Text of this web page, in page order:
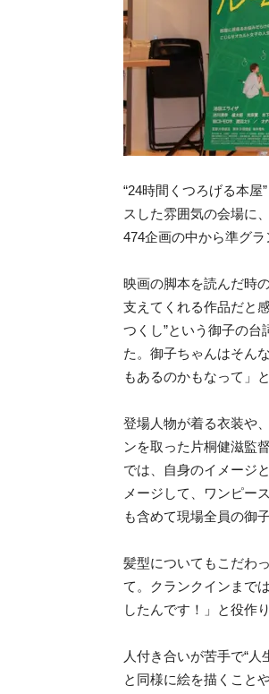
“24時間くつろげる本屋
スした雰囲気の会場に
474企画の中から準グ
映画の脚本を読んだ時
支えてくれる作品だと
つくし”という御子の
た。御子ちゃんはそん
もあるのかもなって」
登場人物が着る衣装や
ンを取った片桐健滋監
では、自身のイメージ
メージして、ワンピー
も含めて現場全員の御
髪型についてもこだわ
て。クランクインまで
したんです！」と役作
人付き合いが苦手で“
と同様に絵を描くこと